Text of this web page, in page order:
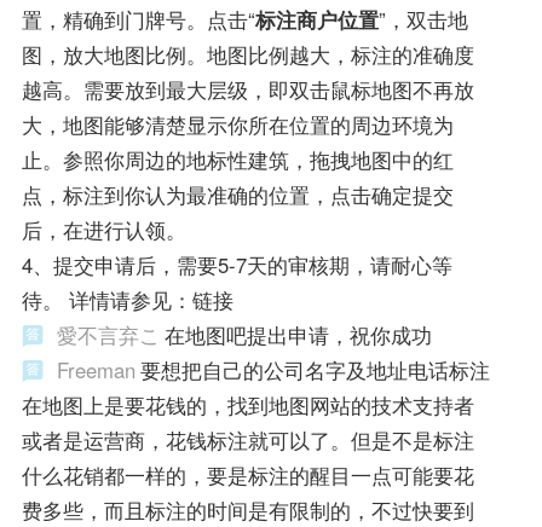
置，精确到门牌号。点击“标注商户位置”，双击地
图，放大地图比例。地图比例越大，标注的准确度
越高。需要放到最大层级，即双击鼠标地图不再放
大，地图能够清楚显示你所在位置的周边环境为
止。参照你周边的地标性建筑，拖拽地图中的红
点，标注到你认为最准确的位置，点击确定提交
后，在进行认领。
4、提交申请后，需要5-7天的审核期，请耐心等
待。 详情请参见：链接
愛不言弃こ 在地图吧提出申请，祝你成功
Freeman 要想把自己的公司名字及地址电话标注
在地图上是要花钱的，找到地图网站的技术支持者
或者是运营商，花钱标注就可以了。但是不是标注
什么花销都一样的，要是标注的醒目一点可能要花
费多些，而且标注的时间是有限制的，不过快要到